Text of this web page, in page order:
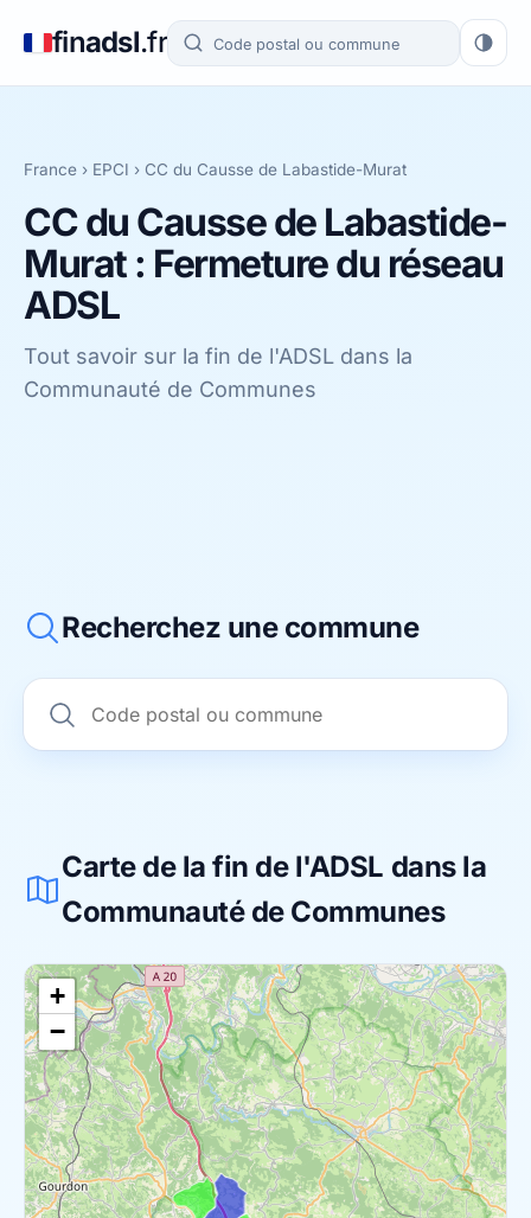
finadsl.fr
France › EPCI › CC du Causse de Labastide-Murat
CC du Causse de Labastide-
Murat : Fermeture du réseau
ADSL
Tout savoir sur la fin de l'ADSL dans la
Communauté de Communes
Recherchez une commune
Carte de la fin de l'ADSL dans la
Communauté de Communes
+
−